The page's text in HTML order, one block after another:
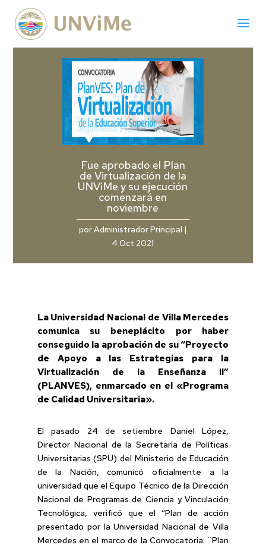
Fue aprobado el Plan
de Virtualización de la
UNViMe y su ejecución
comenzará en
noviembre
porAdministrador Principal |
4 Oct 2021
La Universidad Nacional de Villa Mercedes
comunica su beneplácito por haber
conseguido la aprobación de su “Proyecto
de Apoyo a las Estrategias para la
Virtualización de la Enseñanza II”
(PLANVES), enmarcado en el «Programa
de Calidad Universitaria».
El pasado 24 de setiembre Daniel López,
Director Nacional de la Secretaría de Políticas
Universitarias (SPU) del Ministerio de Educación
de la Nación, comunicó oficialmente a la
universidad que el Equipo Técnico de la Dirección
Nacional de Programas de Ciencia y Vinculación
Tecnológica, verificó que el “Plan de acción
presentado por la Universidad Nacional de Villa
Mercedes en el marco de la Convocatoria: ¨Plan